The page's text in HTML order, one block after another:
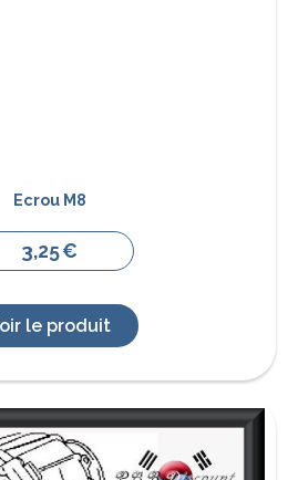
Ecrou M8
3,25€
le produit